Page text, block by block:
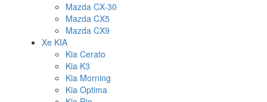
Mazda CX-30
Mazda CX5
Mazda CX9
Xe KIA
Kia Cerato
Kia K3
Kia Morning
Kia Optima